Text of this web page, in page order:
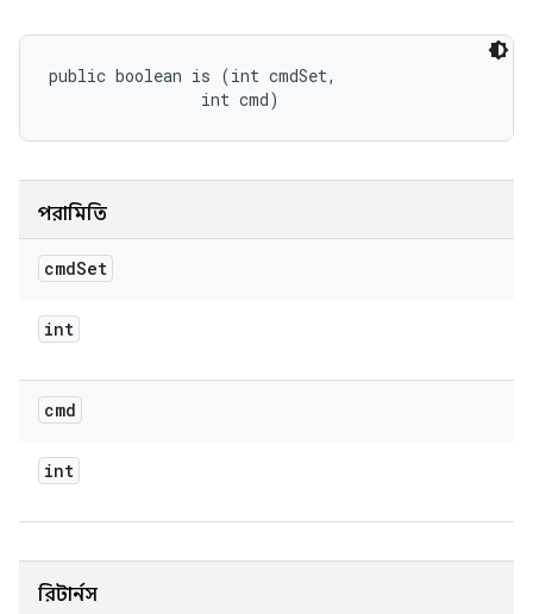
public boolean is (int cmdSet,
                int cmd)
পরামিতি
cmdSet
int
cmd
int
রিটার্নস